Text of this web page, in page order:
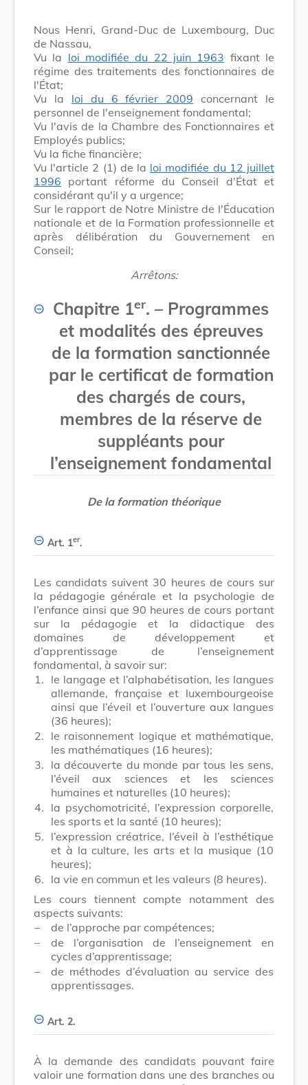
Nous Henri, Grand-Duc de Luxembourg, Duc
de Nassau,
Vu la loi modifiée du 22 juin 1963 fixant le
régime des traitements des fonctionnaires de
l'État;
Vu la loi du 6 février 2009 concernant le
personnel de l'enseignement fondamental;
Vu l'avis de la Chambre des Fonctionnaires et
Employés publics;
Vu la fiche financière;
Vu l'article 2 (1) de la loi modifiée du 12 juillet
1996 portant réforme du Conseil d'État et
considérant qu'il y a urgence;
Sur le rapport de Notre Ministre de l'Éducation
nationale et de la Formation professionnelle et
après délibération du Gouvernement en
Conseil;
Arrêtons:
Chapitre 1er. – Programmes
et modalités des épreuves
de la formation sanctionnée
par le certificat de formation
des chargés de cours,
membres de la réserve de
suppléants pour
l’enseignement fondamental
De la formation théorique
Art. 1er.
Les candidats suivent 30 heures de cours sur
la pédagogie générale et la psychologie de
l’enfance ainsi que 90 heures de cours portant
sur la pédagogie et la didactique des
domaines de développement et
d’apprentissage de l’enseignement
fondamental, à savoir sur:
1. le langage et l’alphabétisation, les langues
allemande, française et luxembourgeoise
ainsi que l’éveil et l’ouverture aux langues
(36 heures);
2. le raisonnement logique et mathématique,
les mathématiques (16 heures);
3. la découverte du monde par tous les sens,
l’éveil aux sciences et les sciences
humaines et naturelles (10 heures);
4. la psychomotricité, l’expression corporelle,
les sports et la santé (10 heures);
5. l’expression créatrice, l’éveil à l’esthétique
et à la culture, les arts et la musique (10
heures);
6. la vie en commun et les valeurs (8 heures).
Les cours tiennent compte notamment des
aspects suivants:
–
de l’approche par compétences;
–
de l’organisation de l’enseignement en
cycles d’apprentissage;
–
de méthodes d’évaluation au service des
apprentissages.
Art. 2.
À la demande des candidats pouvant faire
valoir une formation dans une des branches ou